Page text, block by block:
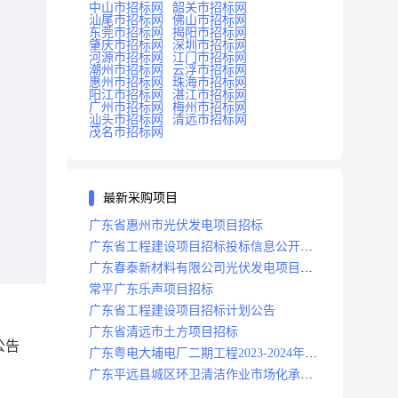
告
中山市招标网
韶关市招标网
汕尾市招标网
佛山市招标网
东莞市招标网
揭阳市招标网
肇庆市招标网
深圳市招标网
河源市招标网
江门市招标网
潮州市招标网
云浮市招标网
惠州市招标网
珠海市招标网
阳江市招标网
湛江市招标网
广州市招标网
梅州市招标网
汕头市招标网
清远市招标网
茂名市招标网
最新采购项目
广东省惠州市光伏发电项目招标
广东省工程建设项目招标投标信息公开目
录
广东春泰新材料有限公司光伏发电项目招
标
常平广东乐声项目招标
广东省工程建设项目招标计划公告
广东省清远市土方项目招标
广东粤电大埔电厂二期工程2023-2024年度
安保服务项目招标公告
广东平远县城区环卫清洁作业市场化承包